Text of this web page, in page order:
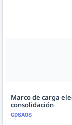
Marco de carga
consolidación
GDSAOS